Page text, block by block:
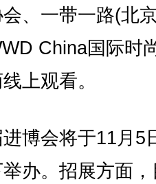
、一带一路(北
China国际时
上观看。
会将于11月5
办。招展方面